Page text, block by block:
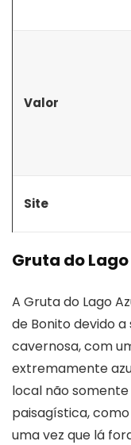
Valor
Site
Gruta do
A Gruta do Lago
de Bonito devido
cavernosa, com
extremamente
local não
paisagística,
uma vez que lá